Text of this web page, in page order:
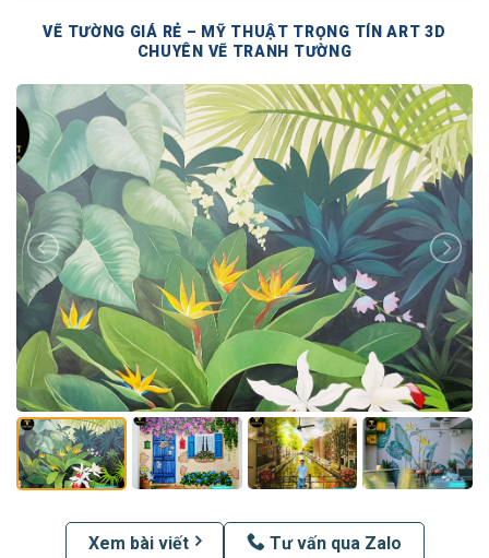
VẼ TƯỜNG GIÁ RẺ – MỸ THUẬT TRỌNG TÍN ART 3D
CHUYÊN VẼ TRANH TƯỜNG
Xem bài viết Tư vấn qua Zalo